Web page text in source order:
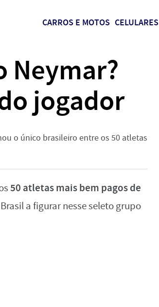
CARROS E MOTOS CELULARES
Neymar?
jogador
o único brasileiro entre os 50 atletas
50 atletas mais bem pagos de
a figurar nesse seleto grupo